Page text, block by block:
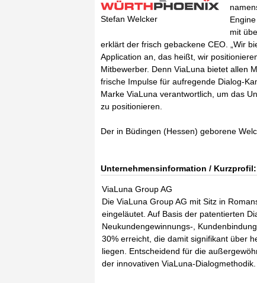
Stefan Welcker
mit
erklärt der frisch gebackene CEO. „Wir
Application an, das heißt, wir
Mitbewerber. Denn ViaLuna bietet allen
frische Impulse für aufregende Dialog-
Marke ViaLuna verantwortlich, um das
zu positionieren.
Der in Büdingen (Hessen) geborene
Unternehmensinformation / Kurzprofil:
ViaLuna Group AG
Die ViaLuna Group AG mit Sitz in
eingeläutet. Auf Basis der patentierten
Neukundengewinnungs-,
30% erreicht, die damit signifikant über
liegen. Entscheidend für die
der innovativen ViaLuna-Dialogmethodik.